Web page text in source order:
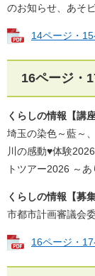
のお知らせ​​、あそ
14ページ・
16ページ・
くらしの情報【講
埼玉の染色～藍～​
川の感動♥体験
トツアー2026 ～あ
くらしの情報【募
市都市計画審議会
16ページ・